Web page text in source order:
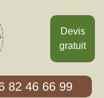
Devis
gratuit
82 46 66 99